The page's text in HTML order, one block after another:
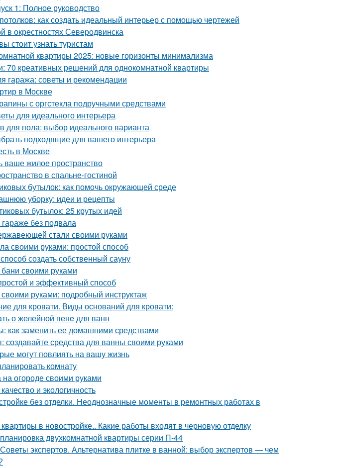
1: Полное руководство
как создать идеальный интерьер с помощью чертежей
в окрестностях Северодвинска
стоит узнать туристам
квартиры 2025: новые горизонты минимализма
70 креативных решений для однокомнатной квартиры
гаража: советы и рекомендации
в Москве
с оргстекла подручными средствами
для идеального интерьера
для пола: выбор идеального варианта
подходящие для вашего интерьера
в Москве
ваше жилое пространство
в спальне-гостиной
бутылок: как помочь окружающей среде
уборку: идеи и рецепты
бутылок: 25 крутых идей
без подвала
стали своими руками
своими руками: простой способ
создать собственный сауну
своими руками
и эффективный способ
своими руками: подробный инструктаж
для кровати. Виды оснований для кровати:
о желейной пенe для ванн
как заменить ее домашними средствами
средства для ванны своими руками
могут повлиять на вашу жизнь
комнату
на огороде своими руками
и экологичность
без отделки. Неоднозначные моменты в ремонтных работах в
в новостройке.. Какие работы входят в черновую отделку
двухкомнатной квартиры серии П-44
экспертов. Альтернатива плитке в ванной: выбор экспертов — чем